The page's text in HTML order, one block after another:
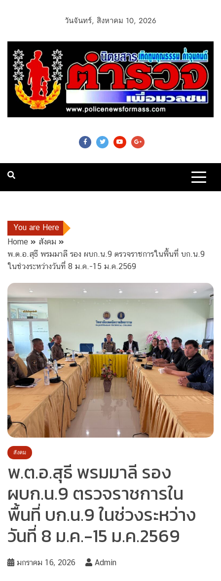
วันจันทร์, สิงหาคม 10, 2026
Police News For
Mass
You are Here
Home
สังคม
พ.ต.อ.สุธี พรมมาลี รอง ผบก.น.9 ตรวจราชการในพื้นที่ บก.น.9
ในช่วงระหว่างวันที่ 8 ม.ค.-15 ม.ค.2569
สังคม
พ.ต.อ.สุธี พรมมาลี รอง
ผบก.น.9 ตรวจราชการใน
พื้นที่ บก.น.9 ในช่วงระหว่าง
วันที่ 8 ม.ค.-15 ม.ค.2569
มกราคม 16, 2026 Admin